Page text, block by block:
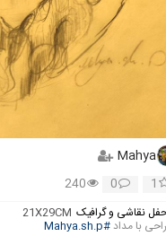
Mahya
1
0
240
نقاشی و گرافیک 21X29CM
با مداد #Mahya.sh.p